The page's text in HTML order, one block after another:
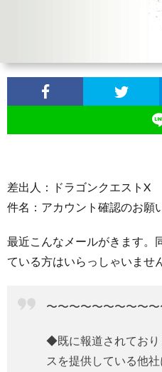
差出人：ドラゴンクエストX
件名：アカウント確認のお願
最近こんなメールがきます。
ている方はいらっしゃいませ
〜〜〜〜〜〜〜〜〜
◆既に報道されており
スを提供している他